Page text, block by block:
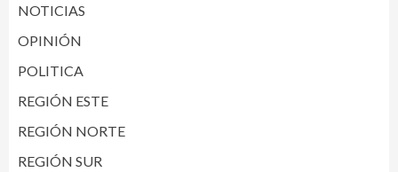
NOTICIAS
OPINIÓN
POLITICA
REGIÓN ESTE
REGIÓN NORTE
REGIÓN SUR